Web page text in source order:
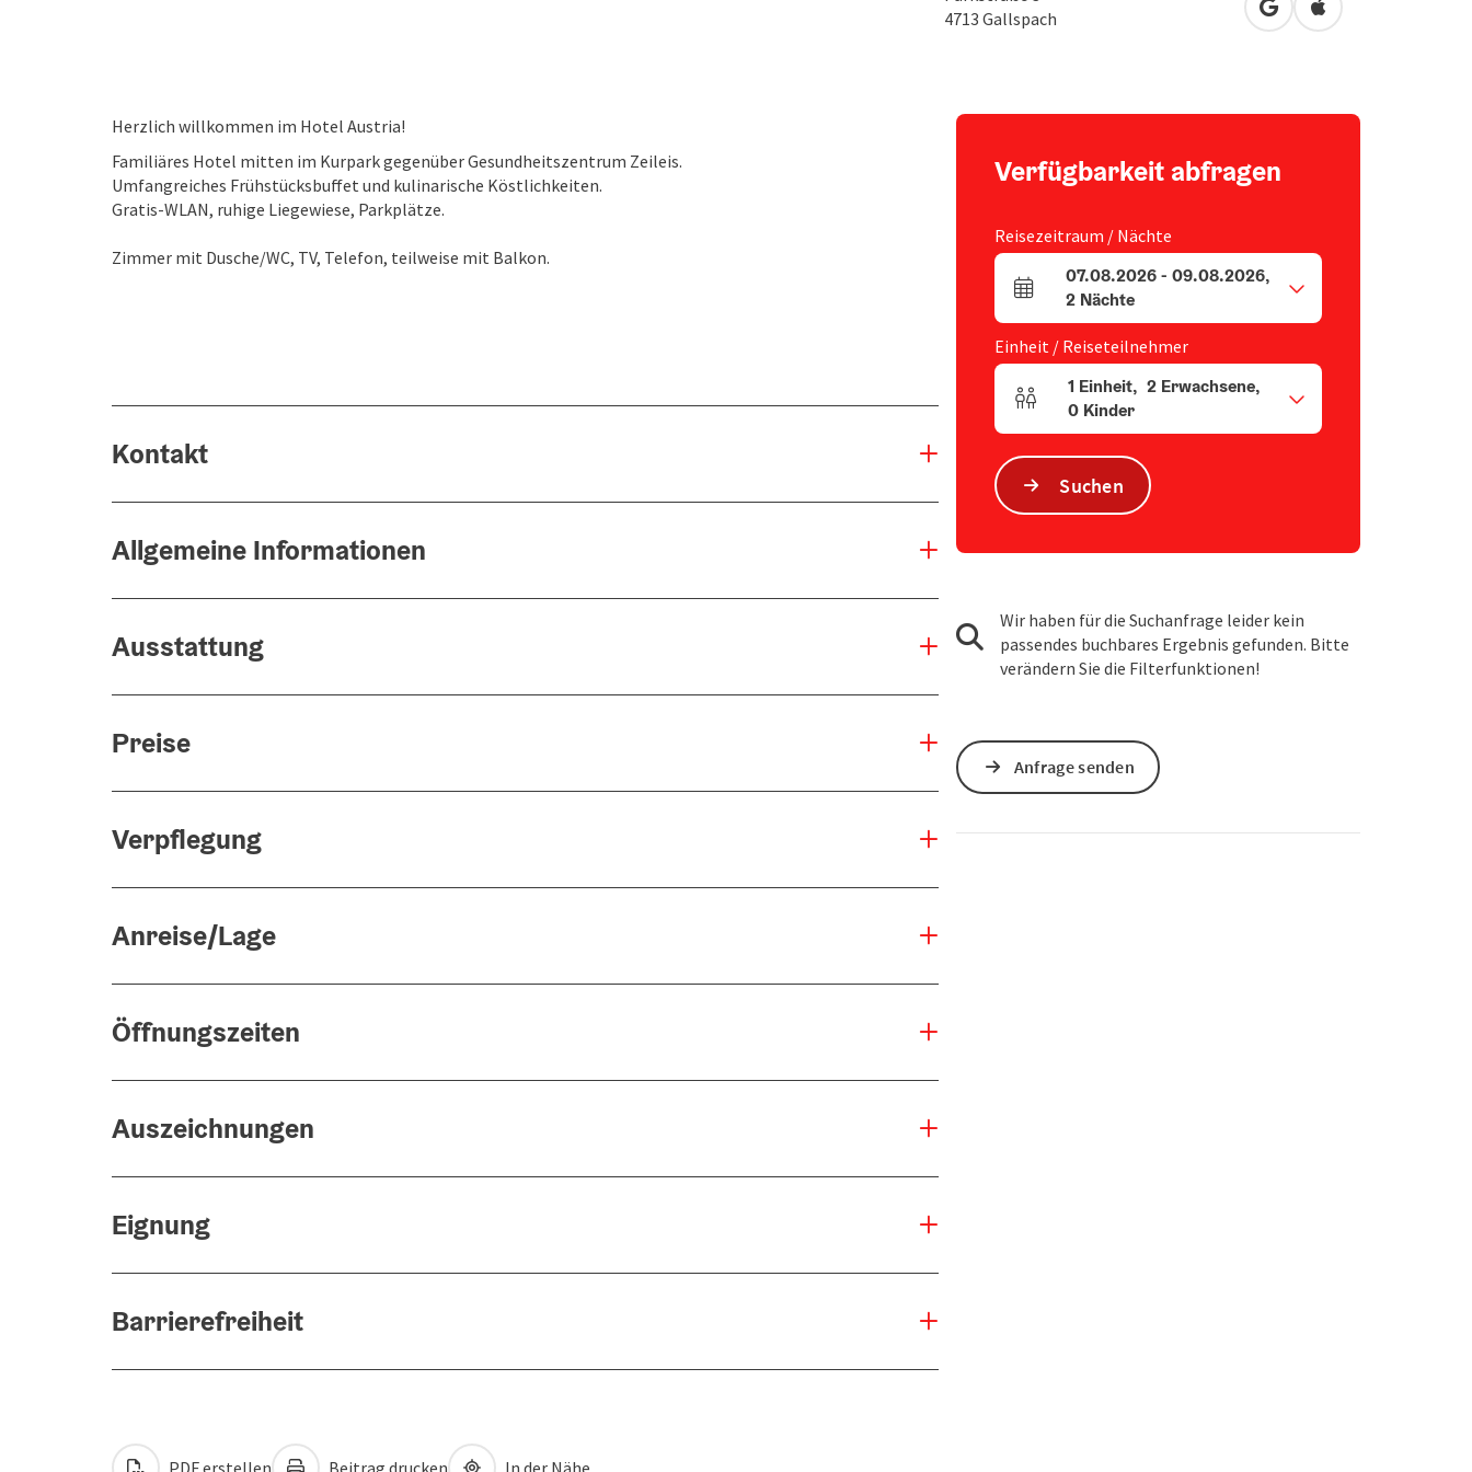
4713 Gallspach in Google Maps öffnen
in Apple Maps
Herzlich willkommen im Hotel Austria!
Familiäres Hotel mitten im Kurpark gegenüber Gesundheitszentrum Zeileis.
Umfangreiches Frühstücksbuffet und kulinarische Köstlichkeiten.
Gratis-WLAN, ruhige Liegewiese, Parkplätze.
Zimmer mit Dusche/WC, TV, Telefon, teilweise mit Balkon.
Kontakt
Allgemeine Informationen
Ausstattung
Preise
Verpflegung
Anreise/Lage
Öffnungszeiten
Auszeichnungen
Eignung
Barrierefreiheit
Verfügbarkeit abfragen
Reisezeitraum / Nächte
An- und Abreisefelder
07.08.2026- 09.08.2026,
2 Nächte
Einheit / Reiseteilnehmer
Einheitenanzahl und Personenfelder
1 Einheit, 2 Erwachsene,
0 Kinder
Suchen
Wir haben für die Suchanfrage leider kein
passendes buchbares Ergebnis gefunden. Bitte
verändern Sie die Filterfunktionen!
Anfrage senden
PDF erstellen Beitrag drucken In der Nähe